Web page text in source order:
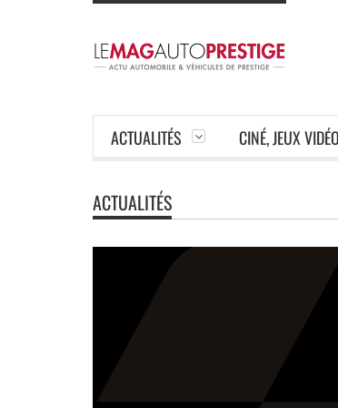
ACTUALITÉS CINÉ, JEUX
ACTUALITÉS